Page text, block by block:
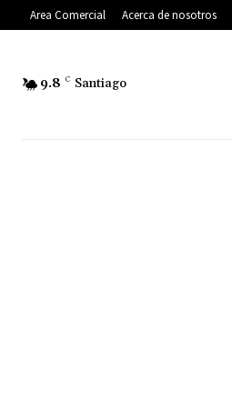
Area Comercial Acerca de nosotros
9.8 C Santiago